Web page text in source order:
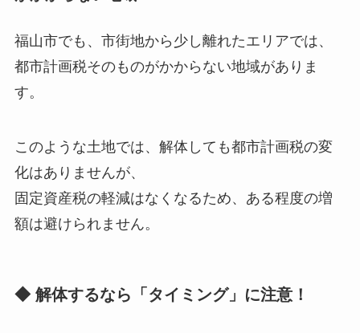
福山市でも、市街地から少し離れたエリアでは、
都市計画税そのものがかからない地域がありま
す。
このような土地では、解体しても都市計画税の変
化はありませんが、
固定資産税の軽減はなくなるため、ある程度の増
額は避けられません。
◆ 解体するなら「タイミング」に注意！